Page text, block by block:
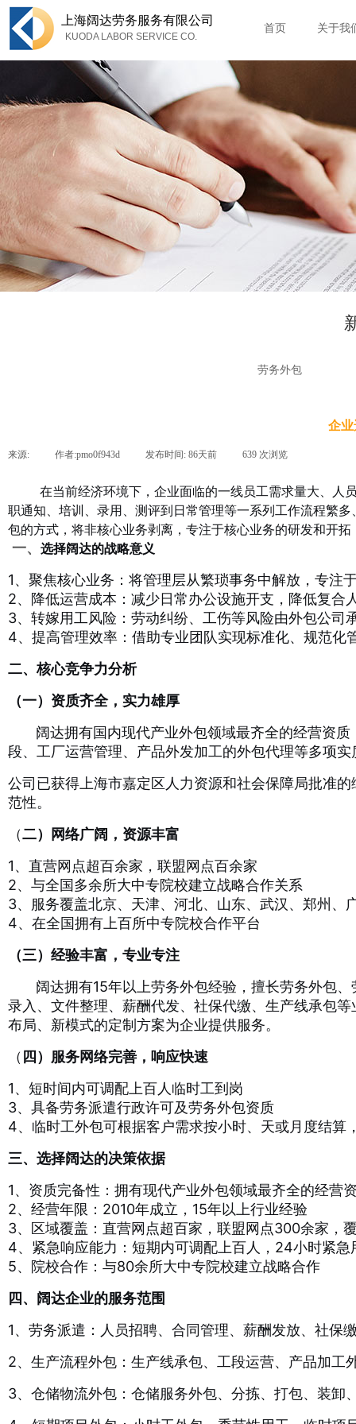
首页 关于我
上海阔达劳务服务有限公司
KUODA LABOR SERVICE CO.
劳务外包
企
来源: 作者:pmo0f943d 发布时间: 86天前 639 次浏览
在当前经济环境下，企业面临的一线员工需求量大、人员
职通知、培训、录用、测评到日常管理等一系列工作流程繁
包的方式，将非核心业务剥离，专注于核心业务的研发和开
一、 选择阔达的战略意义
1、聚焦核心业务：将管理层从繁琐事务中解放，专注
2、降低运营成本：减少日常办公设施开支，降低复合
3、转嫁用工风险：劳动纠纷、工伤等风险由外包公司
4、提高管理效率：借助专业团队实现标准化、规范化
二、核心竞争力分析
（一）资质齐全，实力雄厚
阔达拥有国内现代产业外包领域最齐全的经营资质
段、工厂运营管理、产品外发加工的外包代理等多项
公司已获得上海市嘉定区人力资源和社会保障局批准
范性。
（二）网络广阔，资源丰富
1、直营网点超百余家，联盟网点百余家
2、与全国多余所大中专院校建立战略合作关系
3、服务覆盖北京、天津、河北、山东、武汉、郑州、
4、在全国拥有上百所中专院校合作平台
（三）经验丰富，专业专注
阔达拥有15年以上劳务外包经验，擅长劳务外包、
录入、文件整理、薪酬代发、社保代缴、生产线承包
布局、新模式的定制方案为企业提供服务。
（ 四）服务网络完善，响应快速
1、短时间内可调配上百人临时工到岗
3、具备劳务派遣行政许可及劳务外包资质
4、临时工外包可根据客户需求按小时、天或月度结算
三、选择阔达的决策依据
1、资质完备性：拥有现代产业外包领域最齐全的经营
2、经营年限：2010年成立，15年以上行业经验
3、区域覆盖：直营网点超百家，联盟网点300余家，
4、紧急响应能力：短期内可调配上百人，24小时紧急
5、院校合作：与80余所大中专院校建立战略合作
四、阔达企业的服务范围
1、劳务派遣：人员招聘、合同管理、薪酬发放、社保
2、生产流程外包：生产线承包、工段运营、产品加工
3、仓储物流外包：仓储服务外包、分拣、打包、装卸